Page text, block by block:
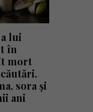
lui
în
mort
sora și
ani